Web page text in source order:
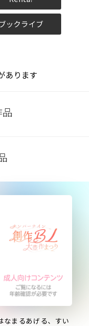
ブックライブ
あります
なまるあげる、すい